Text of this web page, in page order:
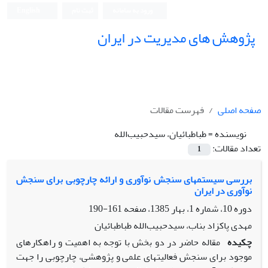
پژوهش های مدیریت در ایران
صفحه اصلی
فهرست مقالات
نویسنده =طباطبائیان، سیدحبیب‌الله
تعداد مقالات:
1
بررسی سیستمهای سنجش نوآوری و ارائه چارچوبی برای سنجش
نوآوری در ایران
دوره 10، شماره 1، بهار 1385، صفحه
161-190
مهدی پاکزاد بناب، سیدحبیب‌الله طباطبائیان
چکیده مقاله حاضر در دو بخش با توجه به اهمیت و راهکارهای
موجود برای سنجش فعالیتهای علمی و پژوهشی، چارچوبی را جهت